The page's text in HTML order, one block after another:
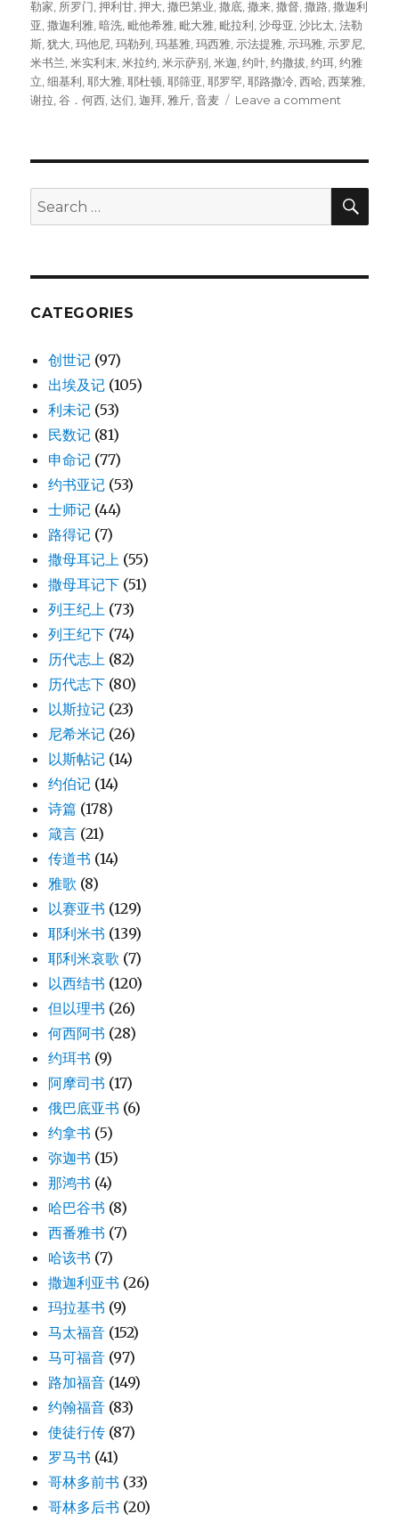
勒家 所罗门 ,押利甘 ,押大 ,撒巴第业 ,撒底 ,撒来 ,撒督 ,撒路 ,撒迦利
亚 ,撒迦利雅 ,暗洗 ,毗他希雅 ,毗大雅 ,毗拉利 ,沙母亚 ,沙比太 ,法勒
斯 ,犹大 ,玛他尼 ,玛勒列 ,玛基雅 ,玛西雅 示法提雅 示玛雅 示罗尼
米书兰 ,米实利末 ,米拉约 ,米示萨别 ,米迦 ,约叶 ,约撒拔 ,约珥 ,约雅
立 ,细基利 ,耶大雅 ,耶杜顿 ,耶筛亚 ,耶罗罕 ,耶路撒冷 ,西哈 ,西莱雅
谢拉 ,谷．何西 ,达们 ,迦拜 雅斤 ,音麦 Leave a comment
冷
Search
for:
CATEGORIES
创世记 (97)
出埃及记 (105)
利未记 (53)
民数记 (81)
申命记 (77)
约书亚记 (53)
士师记 (44)
路得记 (7)
撒母耳记上 (55)
撒母耳记下 (51)
列王纪上 (73)
列王纪下 (74)
历代志上 (82)
历代志下 (80)
以斯拉记 (23)
尼希米记 (26)
以斯帖记 (14)
约伯记 (14)
诗篇 (178)
箴言 (21)
传道书 (14)
雅歌 (8)
以赛亚书 (129)
耶利米书 (139)
耶利米哀歌 (7)
以西结书 (120)
但以理书 (26)
何西阿书 (28)
约珥书 (9)
阿摩司书 (17)
俄巴底亚书 (6)
约拿书 (5)
弥迦书 (15)
那鸿书 (4)
哈巴谷书 (8)
西番雅书 (7)
哈该书 (7)
撒迦利亚书 (26)
玛拉基书 (9)
马太福音 (152)
马可福音 (97)
路加福音 (149)
约翰福音 (83)
使徒行传 (87)
罗马书 (41)
哥林多前书 (33)
哥林多后书 (20)